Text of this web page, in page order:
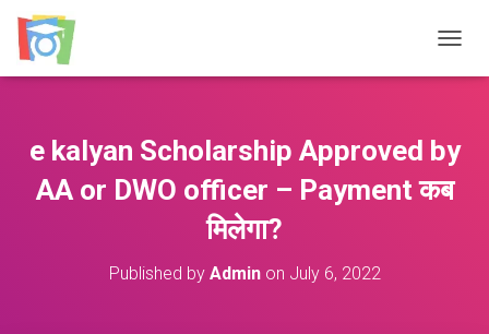
e kalyan Scholarship Approved by
AA or DWO officer – Payment कब
मिलेगा?
Published by Adminon July 6, 2022